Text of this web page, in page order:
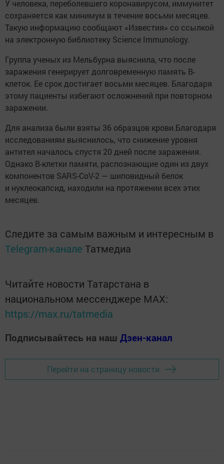
У человека, переболевшего коронавирусом, иммунитет
сохраняется как минимум в течение восьми месяцев.
Такую информацию сообщают «Известия» со ссылкой
на электронную библиотеку Science Immunology.
Группа ученых из Мельбурна выяснила, что после
заражения генерирует долговременную память В-
клеток. Ее срок достигает восьми месяцев. Благодаря
этому пациенты избегают осложнений при повторном
заражении.
Для анализа были взяты 36 образцов крови.Благодаря
исследованиям выяснилось, что снижение уровня
антител началось спустя 20 дней после заражения.
Однако В-клетки памяти, распознающие один из двух
компонентов SARS-CoV-2 — шиповидный белок
и нуклеокапсид, находили на протяжении всех этих
месяцев.
Следите за самым важным и интересным в
Telegram-канале Татмедиа
Читайте новости Татарстана в
национальном мессенджере MАХ:
https://max.ru/tatmedia
Подписывайтесь на наш Дзен-канал
Перейти на страницу новости